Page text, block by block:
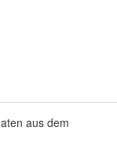
aus dem